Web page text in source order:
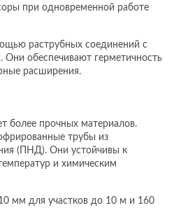
при одновременной работе
раструбных соединений с
Они обеспечивают герметичность
расширения.
более прочных материалов.
трубы из
(ПНД). Они устойчивы к
и химическим
мм для участков до 10 м и 160